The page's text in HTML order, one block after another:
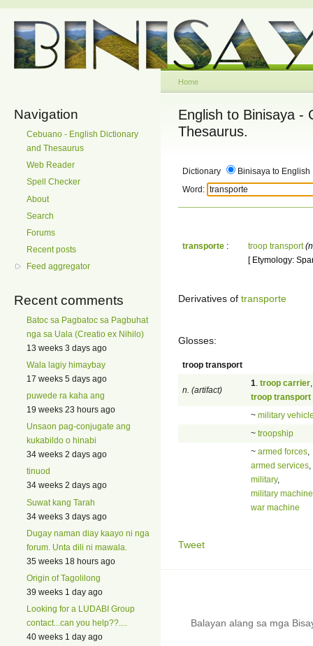
Navigation
Cebuano - English Dictionary
and Thesaurus
Web Reader
Spell Checker
About
Search
Forums
Recent posts
Feed aggregator
Recent comments
Batoc sa Pagbatoc sa Pagbuhat
nga sa Uala (Creatio ex Nihilo)
13 weeks 3 days ago
Wala lagiy himaybay
17 weeks 5 days ago
puwede ra kaha ang
19 weeks 23 hours ago
Unsaon pag-conjugate ang
kukabildo o hinabi
34 weeks 2 days ago
tinuod
34 weeks 2 days ago
Suwat kang Tarah
34 weeks 3 days ago
Dugay naman diay kaayo ni nga
forum. Unta dili ni mawala.
35 weeks 18 hours ago
Origin of Tagolilong
39 weeks 1 day ago
Looking for a LUDABI Group
contact...can you help??....
40 weeks 1 day ago
Home
English to Binisaya -
Thesaurus.
Dictionary
Binisaya to English
Word:
transporte : troop transport
[ Etymology:
Derivatives of transporte
Glosses:
troop transport
n. (artifact)
1 troop carrier
troop transport
~ military
~ troopship
~ armed forces
armed services
military,
military machine
war machine
Tweet
Balayan alang sa mga